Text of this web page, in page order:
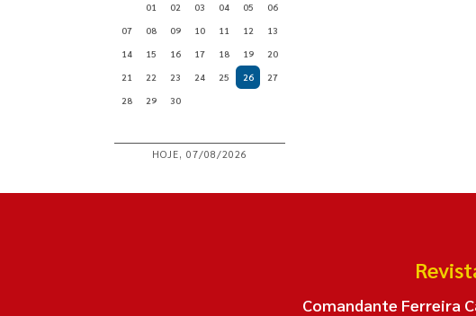
01 02 03 04 05
06
07
08 09 10 11 12
13
14
15 16 17 18 19
20
21
22 23 24 25 26
27
28
29 30
HOJE, 07/08/2026
Comandante Ferreira